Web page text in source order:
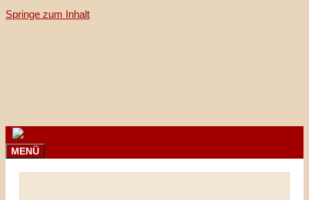
Springe zum Inhalt
MENÜ